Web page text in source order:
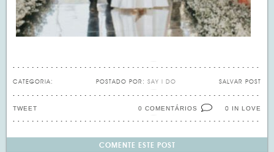
CATEGORIA: SALVAR POST
POSTADO POR: SAY I DO
0 IN LOVE
0 COMENTÁRIOS
TWEET
COMENTE ESTE POST